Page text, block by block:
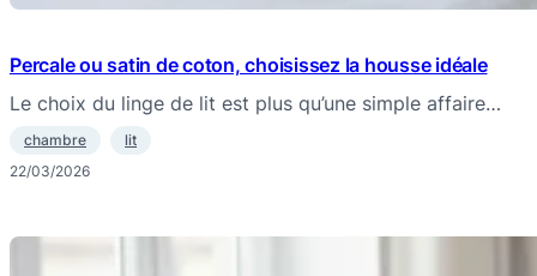
Percale ou satin de coton, choisissez la housse idéale
Le choix du linge de lit est plus qu’une simple affaire…
chambre
lit
22/03/2026